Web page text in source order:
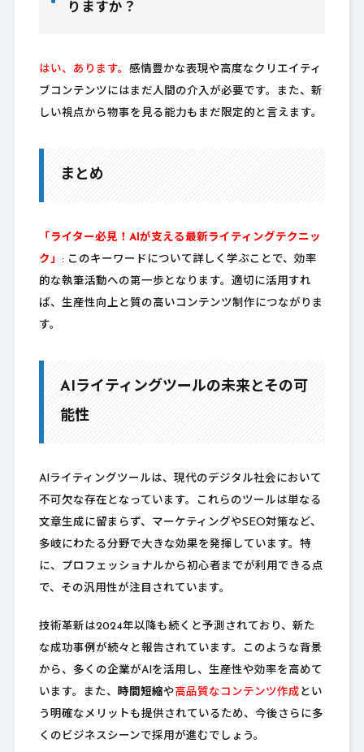
りますか？
はい、あります。 感情豊かな表現や高度なクリエイティ
ブコンテンツにはまだ人間の介入が必要です。また、新
しい視点から物事を見る能力もまだ限定的と言えます。
まとめ
「ライター必見！AIが支える最新ライティングテクニッ
ク」 : このキーワードについて詳しく学ぶことで、効率
的な執筆活動への第一歩となります。適切に活用すれ
ば、生産性向上と質の高いコンテンツ制作につながりま
す。
AIライティングツールの未来とその可
能性
AIライティングツールは、現代のデジタル社会において
不可欠な存在となっています。これらのツールは単なる
文章生成に留まらず、マーケティングやSEO対策など、
多岐にわたる分野で大きな効果を発揮しています。特
に、プロフェッショナルから初心者までが利用できる点
で、その汎用性が注目されています。
技術革新は2024年以降も続くと予測されており、新た
な成功事例が続々と報告されています。このような背景
から、多くの企業がAIを活用し、生産性や効率を高めて
います。また、 時間短縮や高品質なコンテンツ作成 とい
う明確なメリットも提供されているため、今後さらに多
くのビジネスシーンで採用が進むでしょう。